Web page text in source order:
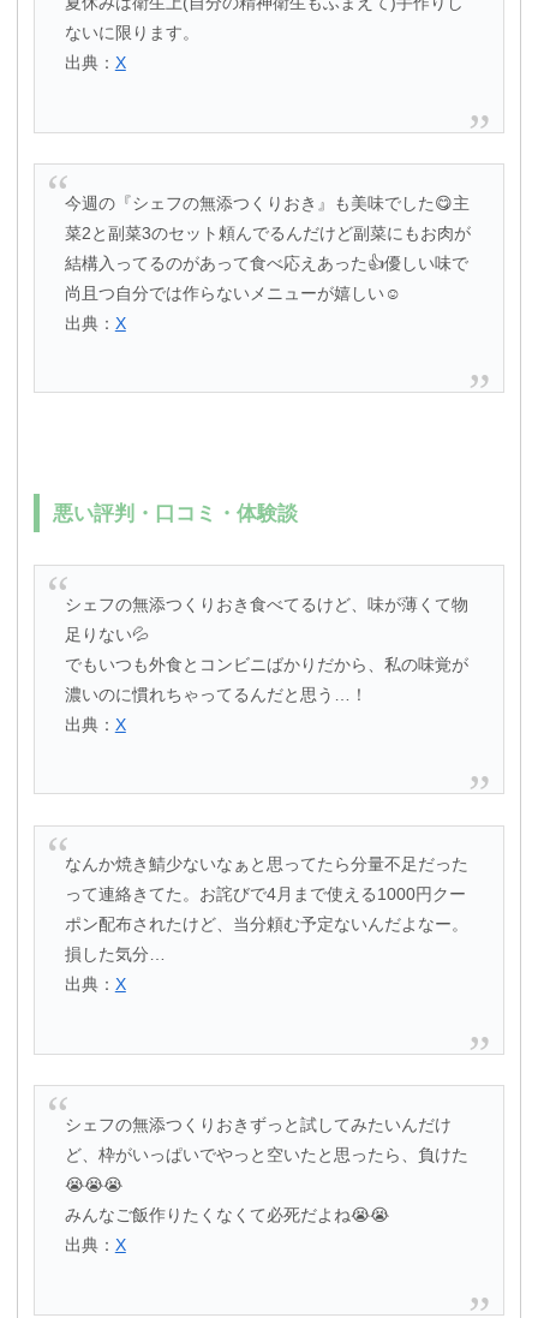
ないに限ります。
出典： X
今週の『シェフの無添つくりおき』も美味でした😋主
菜2と副菜3のセット頼んでるんだけど副菜にもお肉が
結構入ってるのがあって食べ応えあった👍優しい味で
尚且つ自分では作らないメニューが嬉しい☺️
出典： X
悪い評判・口コミ・体験談
シェフの無添つくりおき食べてるけど、味が薄くて物
足りない💦
でもいつも外食とコンビニばかりだから、私の味覚が
濃いのに慣れちゃってるんだと思う…！
出典： X
なんか焼き鯖少ないなぁと思ってたら分量不足だった
って連絡きてた。お詫びで4月まで使える1000円クー
ポン配布されたけど、当分頼む予定ないんだよなー。
損した気分…
出典： X
シェフの無添つくりおきずっと試してみたいんだけ
ど、枠がいっぱいでやっと空いたと思ったら、負けた
😭😭😭
みんなご飯作りたくなくて必死だよね😭😭
出典： X